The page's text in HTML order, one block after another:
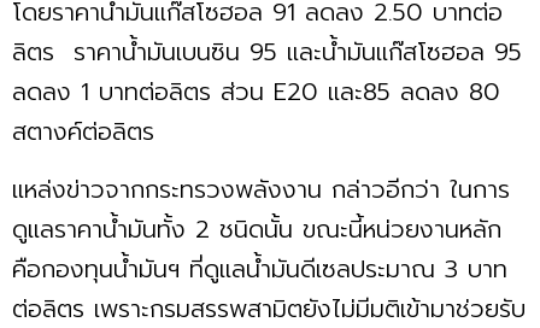
โดยราคาน้ำมันแก๊สโซฮอล 91 ลดลง 2.50 บาทต่อ
ลิตร ราคาน้ำมันเบนซิน 95 และน้ำมันแก๊สโซฮอล 95
ลดลง 1 บาทต่อลิตร ส่วน E20 และ85 ลดลง 80
สตางค์ต่อลิตร
แหล่งข่าวจากกระทรวงพลังงาน กล่าวอีกว่า ในการ
ดูแลราคาน้ำมันทั้ง 2 ชนิดนั้น ขณะนี้หน่วยงานหลัก
คือกองทุนน้ำมันฯ ที่ดูแลน้ำมันดีเซลประมาณ 3 บาท
ต่อลิตร เพราะกรมสรรพสามิตยังไม่มีมติเข้ามาช่วยรับ